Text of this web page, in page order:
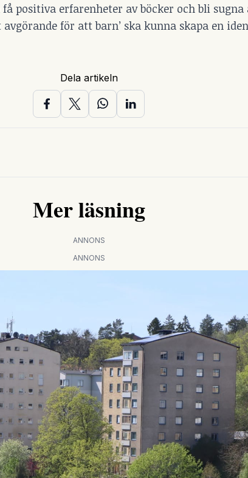
positiva erfarenheter av böcker och bli sugna
för att barn’ ska kunna skapa en
Dela artikeln
Mer läsning
ANNONS
ANNONS